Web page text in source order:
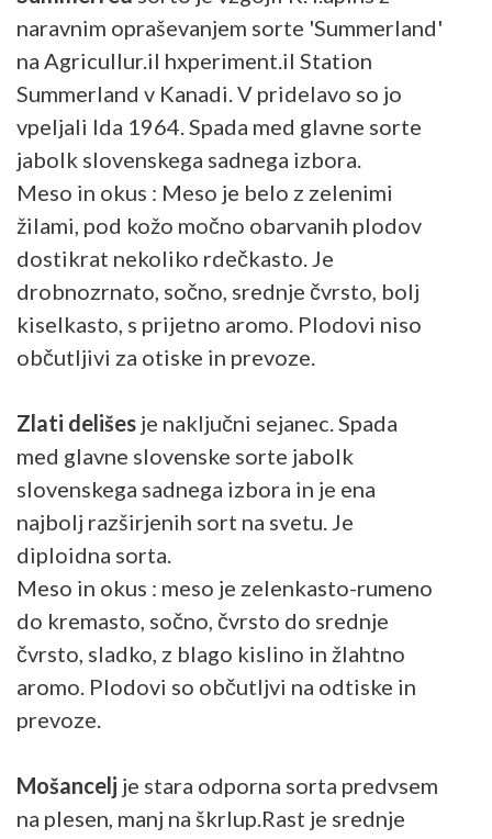
naravnim opraševanjem sorte 'Summerland'
na Agricullur.il hxperiment.il Station
Summerland v Kanadi. V pridelavo so jo
vpeljali Ida 1964. Spada med glavne sorte
jabolk slovenskega sadnega izbora.
Meso in okus : Meso je belo z zelenimi
žilami, pod kožo močno obarvanih plodov
dostikrat nekoliko rdečkasto. Je
drobnozrnato, sočno, srednje čvrsto, bolj
kiselkasto, s prijetno aromo. Plodovi niso
občutljivi za otiske in prevoze.
Zlati delišes je naključni sejanec. Spada
med glavne slovenske sorte jabolk
slovenskega sadnega izbora in je ena
najbolj razširjenih sort na svetu. Je
diploidna sorta.
Meso in okus : meso je zelenkasto-rumeno
do kremasto, sočno, čvrsto do srednje
čvrsto, sladko, z blago kislino in žlahtno
aromo. Plodovi so občutljvi na odtiske in
prevoze.
Mošancelj je stara odporna sorta predvsem
na plesen, manj na škrlup.Rast je srednje